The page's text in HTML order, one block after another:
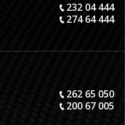
232 04 444
274 64 444
262 65 050
200 67 005